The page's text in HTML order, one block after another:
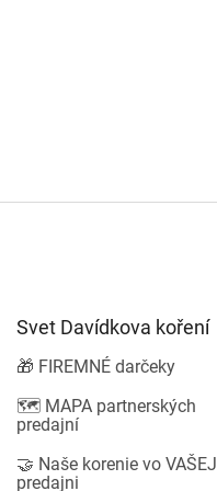
Svet Davídkova koření
🎁 FIREMNÉ darčeky
🗺️ MAPA partnerských
predajní
🤝 Naše korenie vo VAŠEJ
predajni